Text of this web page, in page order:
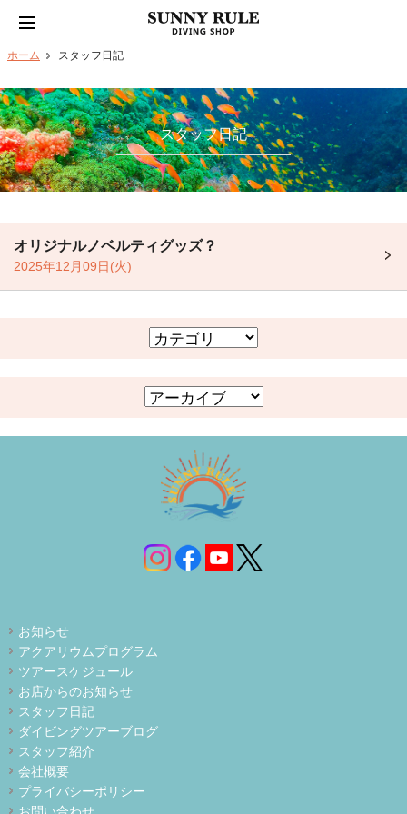
ホーム スタッフ日記
スタッフ日記
オリジナルノベルティグッズ？
2025年12月09日(火)
お知らせ
アクアリウムプログラム
ツアースケジュール
お店からのお知らせ
スタッフ日記
ダイビングツアーブログ
スタッフ紹介
会社概要
プライバシーポリシー